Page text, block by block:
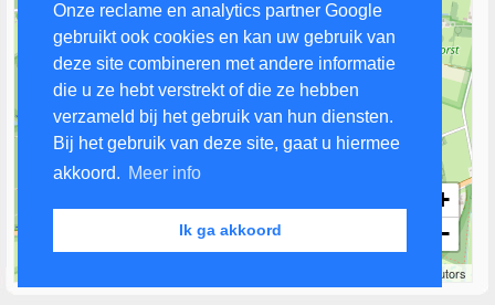
Onze reclame en analytics partner Google
gebruikt ook cookies en kan uw gebruik van
deze site combineren met andere informatie
die u ze hebt verstrekt of die ze hebben
verzameld bij het gebruik van hun diensten.
Bij het gebruik van deze site, gaat u hiermee
akkoord. Meer info
Ik ga akkoord
+
−
contributors